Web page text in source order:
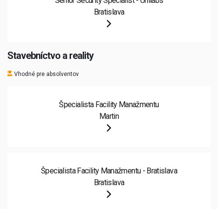
Bratislava
Stavebníctvo a reality
Vhodné pre absolventov
Špecialista Facility Manažmentu
Martin
Špecialista Facility Manažmentu - Bratislava
Bratislava